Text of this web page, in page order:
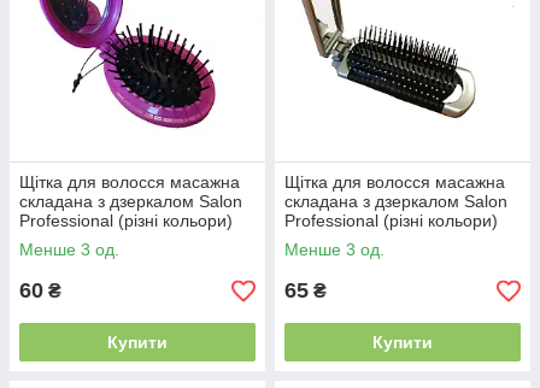
Щітка для волосся масажна
складана з дзеркалом Salon
Professional (різні кольори)
Менше 3 од.
60 ₴
Купити
Щітка для волосся масажна
складана з дзеркалом Salon
Professional (різні кольори)
Менше 3 од.
65 ₴
Купити